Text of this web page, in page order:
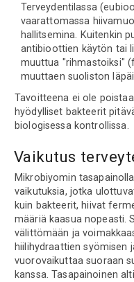
Terveydentilassa
vaarattomassa
hallitsemina. Kuitenkin
antibioottien käytön tai
muuttua "rihmastoiksi"
muuttaen suoliston
Tavoitteena ei ole
hyödylliset bakteerit
biologisessa kontrollissa.
Vaikutus
Mikrobiyomin
vaikutuksia, jotka
kuin bakteerit, hiivat
määriä kaasua nopeasti.
välittömään ja
hiilihydraattien syömisen
vuorovaikuttaa suoraan
kanssa. Tasapainoinen